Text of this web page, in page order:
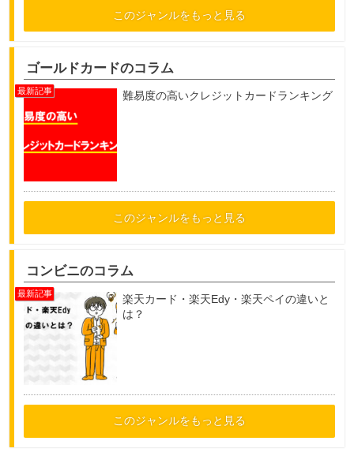
このジャンルをもっと見る
ゴールドカードのコラム
難易度の高いクレジットカードランキング
このジャンルをもっと見る
コンビニのコラム
楽天カード・楽天Edy・楽天ペイの違いと
は？
このジャンルをもっと見る